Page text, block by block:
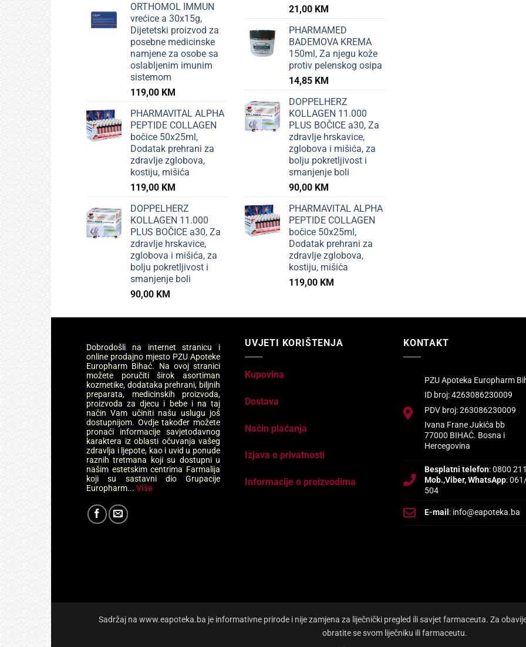
ORTHOMOL IMMUN
vrećice a 30x15g,
Dijetetski proizvod za
posebne medicinske
namjene za osobe sa
oslabljenim imunim
sistemom
119,00 KM
PHARMAVITAL ALPHA
PEPTIDE COLLAGEN
bočice 50x25ml,
Dodatak prehrani za
zdravlje zglobova,
kostiju, mišića
119,00 KM
DOPPELHERZ
KOLLAGEN 11.000
PLUS BOČICE a30, Za
zdravlje hrskavice,
zglobova i mišića, za
bolju pokretljivost i
smanjenje boli
90,00 KM
21,00 KM
PHARMAMED
BADEMOVA KREMA
150ml, Za njegu kože
protiv pelenskog osipa
14,85 KM
DOPPELHERZ
KOLLAGEN 11.000
PLUS BOČICE a30, Za
zdravlje hrskavice,
zglobova i mišića, za
bolju pokretljivost i
smanjenje boli
90,00 KM
PHARMAVITAL ALPHA
PEPTIDE COLLAGEN
bočice 50x25ml,
Dodatak prehrani za
zdravlje zglobova,
kostiju, mišića
119,00 KM
Dobrodošli na internet stranicu i
online prodajno mjesto PZU Apoteke
Europharm Bihać. Na ovoj stranici
možete poručiti širok asortiman
kozmetike, dodataka prehrani, biljnih
preparata, medicinskih proizvoda,
proizvoda za djecu i bebe i na taj
način Vam učiniti našu uslugu još
dostupnijom. Ovdje također možete
pronaći informacije savjetodavnog
karaktera iz oblasti očuvanja vašeg
zdravlja i ljepote, kao i uvid u ponude
raznih tretmana koji su dostupni u
našim estetskim centrima Farmalija
koji su sastavni dio Grupacije
Europharm... Više
UVJETI KORIŠTENJA
Kupovina
Dostava
Način plaćanja
Izjava o privatnosti
Informacije o proizvodima
KONTAKT
PZU Apoteka Europharm
ID broj: 4263086230009
PDV broj: 263086230009
Ivana Frane Jukića bb
77000 BIHAĆ. Bosna i
Hercegovina
Besplatni telefon: 0800
Mob.,Viber, WhatsApp:
504
E-mail : info@eapoteka.ba
Sadržaj na www.eapoteka.ba je informativne prirode i nije zamjena za liječnički pregled ili savjet farmaceuta. Za
obratite se svom liječniku ili farmaceutu.